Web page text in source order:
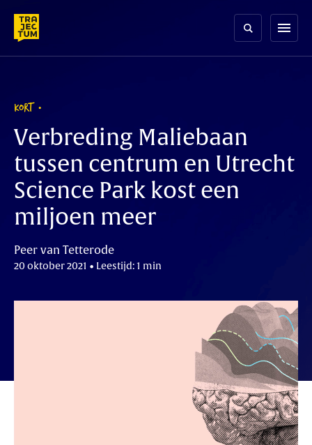
content
menu
KORT
Verbreding Maliebaan
tussen centrum en Utrecht
Science Park kost een
miljoen meer
Peer van Tetterode
20 oktober 2021 • Leestijd: 1 min